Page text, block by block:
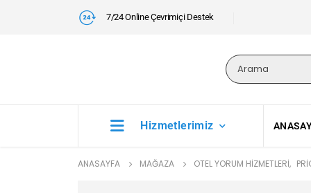
7/24 Online Çevrimiçi Destek
Hizmetlerimiz
ANASAYFA MAĞAZA OTEL YORUM HIZMETLERI,